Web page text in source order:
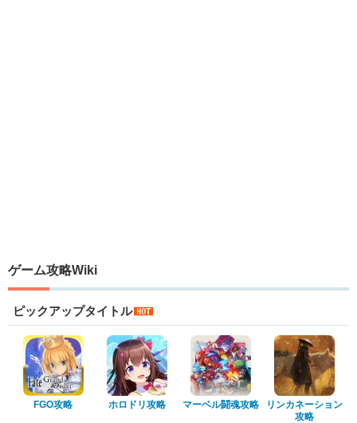
ゲーム攻略Wiki
ピックアップタイトル
FGO攻略 ホロドリ攻略 マーベル闘魂攻略
リンカネーション
攻略